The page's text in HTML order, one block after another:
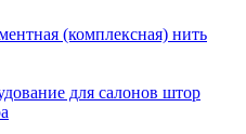
(комплексная) нить
для салонов штор